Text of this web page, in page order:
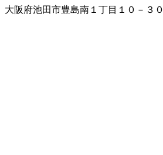
大阪府池田市豊島南１丁目１０－３０